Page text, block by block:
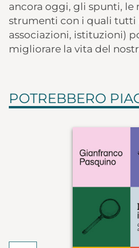
ancora oggi, gli spunti, le
strumenti con i quali tutti
associazioni, istituzioni)
migliorare la vita del
POTREBBERO